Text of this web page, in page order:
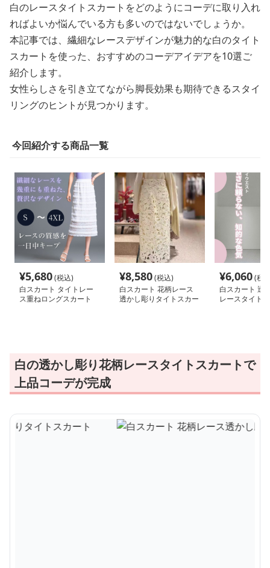
白のレースタイトスカートをどのようにコーデに取り入れ
ればよいか悩んでいる方も多いのではないでしょうか。
本記事では、繊細なレースデザインが魅力的な白のタイト
スカートを使った、おすすめのコーデアイデアを10選ご
紹介します。
女性らしさを引き立てながら脚長効果も期待できるスタイ
リングのヒントが見つかります。
今回紹介する商品一覧
¥5,680(税込)
白スカート タイトレー
ス重ねロングスカート
¥8,580(税込)
白スカート 花柄レース
透かし彫りタイトスカー
¥6,060(税
白スカート 透
レースタイト
白の透かし彫り花柄レースタイトスカートで
上品コーデが完成